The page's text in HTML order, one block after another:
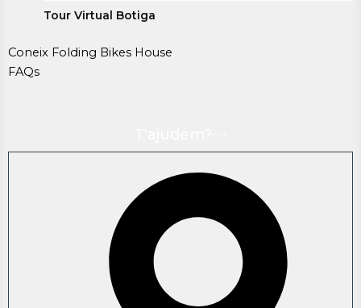
Tour Virtual Botiga
Coneix Folding Bikes House
FAQs